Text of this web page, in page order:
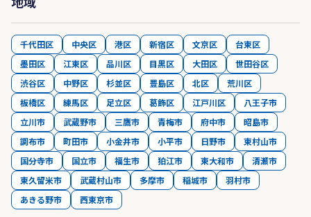
千代田区 中央区 港区 新宿区 文京区
台東区
墨田区
江東区 品川区 目黒区 大田区
世田谷区
渋谷区
中野区 杉並区 豊島区 北区
荒川区
板橋区
練馬区 足立区 葛飾区 江戸川区
八王子市
立川市
武蔵野市 三鷹市 青梅市 府中市
昭島市
調布市
町田市 小金井市 小平市 日野市
東村山市
国分寺市
国立市 福生市 狛江市 東大和市
清瀬市
東久留米市
武蔵村山市 多摩市 稲城市
羽村市
あきる野市
西東京市